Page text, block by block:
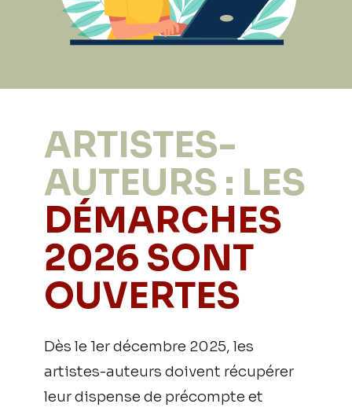
ARTISTES-
AUTEURS : LES
DÉMARCHES
2026 SONT
OUVERTES
Dès le 1er décembre 2025, les
artistes-auteurs doivent récupérer
leur dispense de précompte et